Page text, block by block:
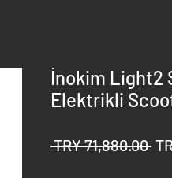
İnokim Light2
Elektrikli
TRY 71,880.00